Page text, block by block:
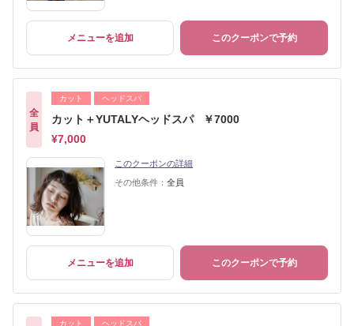
メニューを追加 このクーポンで予約
全
員
カット ヘッドスパ
カット＋YUTALYヘッドスパ ￥7000
¥7,000
このクーポンの詳細
その他条件： 全員
メニューを追加 このクーポンで予約
カット ヘッドスパ